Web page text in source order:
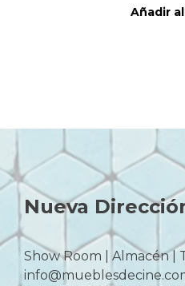
Añadir
Nueva
Show Room | Almacén |